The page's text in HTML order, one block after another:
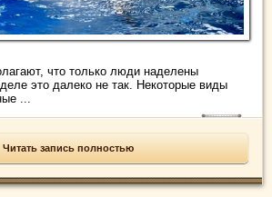
что только люди наделены
это далеко не так. Некоторые виды
...
Читать запись полностью